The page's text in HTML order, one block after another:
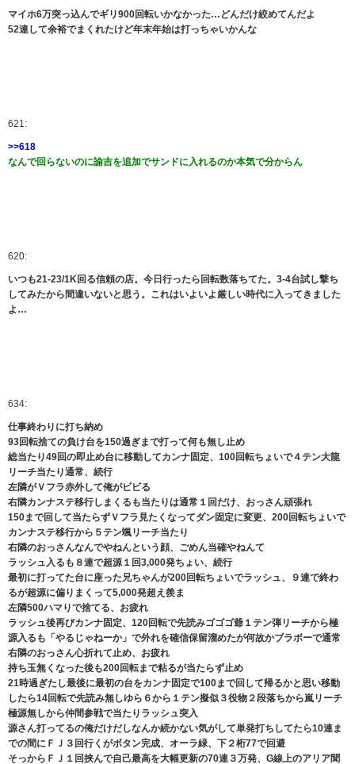
マイホ6万突っ込んでギリ900回転いかなかった…どんだけ絞めてんだよ
52連して余裕でまくれたけど年末年始は打っちゃいかんな
621:
>>618
なんで回らないのに諭吉を追加でサンドに入れるのか本気で分からん
620:
いつも21-23/1K回る信頼の店。今日行ったら回転数落ちてた。3-4台試し撃ち
してみたから間違いないと思う。これはいよいよ厳しい時代に入ってきました
よ…
634:
仕事終わりに打ち納め
93回転捨ての負け台を150過ぎまで打って何も無し止め
総当たり49回の即止め台に移動してカンナ固定、100回転ちょいで４テン大龍
リーチ当たり通常、続行
左隣がＶフラ赤外して俺がビビる
右隣カンナステ移行しまくるも当たりは通常１回だけ、おっさん頑張れ
150まで回して当たらずＶフラ見たくなってダン固定に変更、200回転ちょいで
カンナステ移行から５テン颯リーチ当たり
右隣のおっさんなんでやねんという顔、ごめん当確やねんて
ラッシュ入るも８連で超源１回3,000発ちょい、続行
最初に打ってた台に座った兄ちゃんが200回転ちょいでラッシュ、９連で終わ
るが超源に偏りまくって5,000発超え羨ま
左隣500ハマりで捨てる、お疲れ
ラッシュ後再びカンナ固定、120回転で先読みゴゴゴ爺１テン弾リーチから極
源入るも「やるじゃねーか」で外れを確信保留溜めたが何故かブラボーで通常
右隣のおっさん心折れて止め、お疲れ
持ち玉無くなった後も200回転まで粘るが当たらず止め
21時過ぎたし最後に最初の台をカンナ固定で100まで回して帰るかと思い移動
したら14回転で先読み無しゆら６から１テン擬似３役物２段落ちから嵐リーチ
極源無しから仲間参戦で当たりラッシュ突入
源さん打ってるの俺だけだしなんか続かない気がして単発打ちしてたら10連ま
での間にＦＪ３回行くがボタン完成、オーラ緑、下２桁77で回避
そっからＦＪ１回挟んで自己最高を大幅更新の70連３万発、G線上のアリア聞